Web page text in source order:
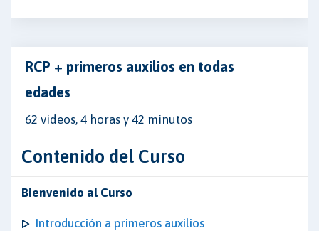
RCP + primeros auxilios en todas
edades
62 videos, 4 horas y 42 minutos
Contenido del Curso
Bienvenido al Curso
Introducción a primeros auxilios